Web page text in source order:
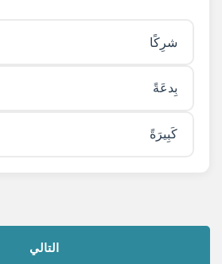
شرِكًا
بِدعَةً
كَبِيرَةً
التالي